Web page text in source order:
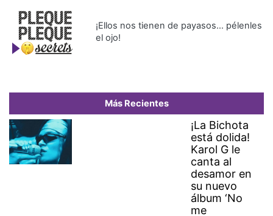
¡Ellos nos tienen de payasos… pélenles
el ojo!
Más Recientes
¡La Bichota
está dolida!
Karol G le
canta al
desamor en
su nuevo
álbum ‘No
me